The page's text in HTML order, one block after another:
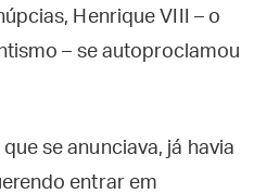
Henrique VIII – o
– se autoproclamou
se anunciava, já havia
entrar em